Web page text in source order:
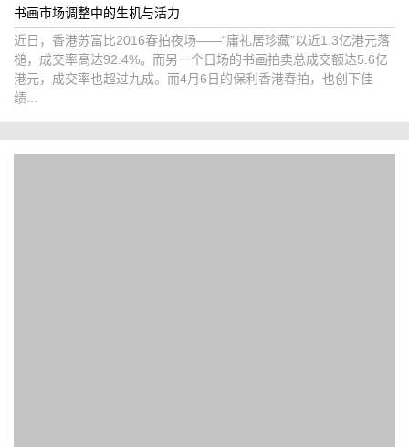
书画市场调整中的生机与活力
近日，香港苏富比2016春拍夜场——“庸礼居珍藏”以近1.3亿港元落
槌，成交率高达92.4%。而另一个日场的书画拍卖总成交额达5.6亿
港元，成交率也超过九成。而4月6日的保利香港春拍，也创下佳
绩...